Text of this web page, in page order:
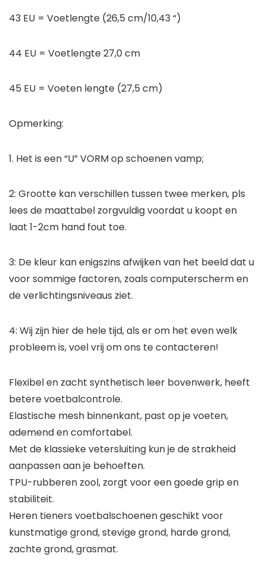
43 EU = Voetlengte (26,5 cm/10,43 “)
44 EU = Voetlengte 27,0 cm
45 EU = Voeten lengte (27,5 cm)
Opmerking:
1. Het is een “U” VORM op schoenen vamp;
2: Grootte kan verschillen tussen twee merken, pls
lees de maattabel zorgvuldig voordat u koopt en
laat 1-2cm hand fout toe.
3: De kleur kan enigszins afwijken van het beeld dat u
voor sommige factoren, zoals computerscherm en
de verlichtingsniveaus ziet.
4: Wij zijn hier de hele tijd, als er om het even welk
probleem is, voel vrij om ons te contacteren!
Flexibel en zacht synthetisch leer bovenwerk, heeft
betere voetbalcontrole.
Elastische mesh binnenkant, past op je voeten,
ademend en comfortabel.
Met de klassieke vetersluiting kun je de strakheid
aanpassen aan je behoeften.
TPU-rubberen zool, zorgt voor een goede grip en
stabiliteit.
Heren tieners voetbalschoenen geschikt voor
kunstmatige grond, stevige grond, harde grond,
zachte grond, grasmat.